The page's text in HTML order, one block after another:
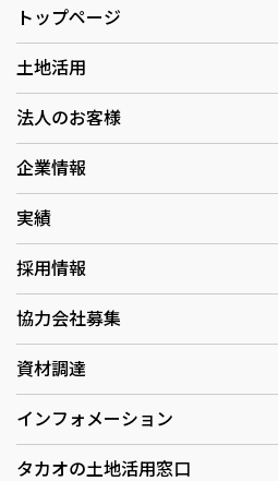
トップページ
土地活用
法人のお客様
企業情報
実績
採用情報
協力会社募集
資材調達
インフォメーション
タカオの土地活用窓口